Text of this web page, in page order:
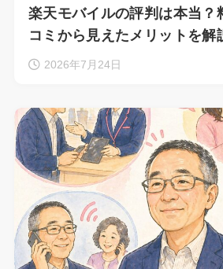
楽天モバイルの評判は本当？
コミから見えたメリットを解
2026年7月24日